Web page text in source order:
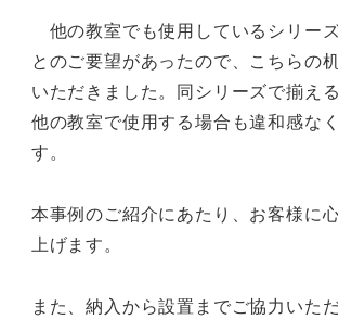
他の教室でも使用しているシリー
とのご要望があったので、こちらの
いただきました。同シリーズで揃え
他の教室で使用する場合も違和感な
す。
本事例のご紹介にあたり、お客様に
上げます。
また、納入から設置までご協力いた